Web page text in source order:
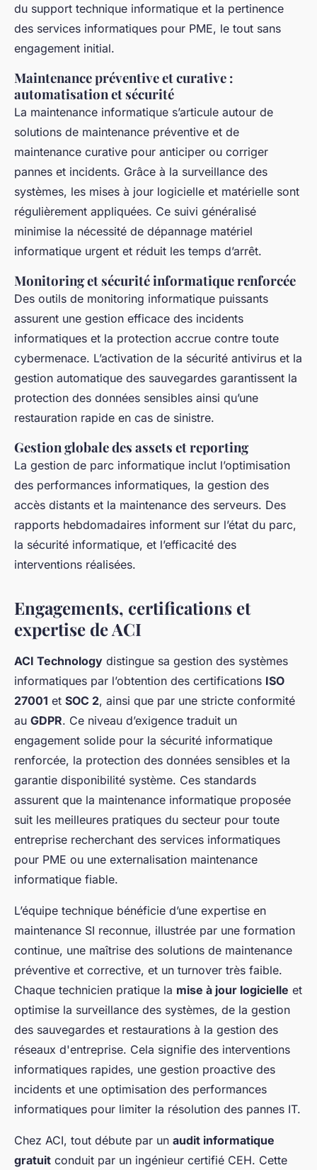
du support technique informatique et la pertinence
des services informatiques pour PME, le tout sans
engagement initial.
Maintenance préventive et curative :
automatisation et sécurité
La maintenance informatique s’articule autour de
solutions de maintenance préventive et de
maintenance curative pour anticiper ou corriger
pannes et incidents. Grâce à la surveillance des
systèmes, les mises à jour logicielle et matérielle sont
régulièrement appliquées. Ce suivi généralisé
minimise la nécessité de dépannage matériel
informatique urgent et réduit les temps d’arrêt.
Monitoring et sécurité informatique renforcée
Des outils de monitoring informatique puissants
assurent une gestion efficace des incidents
informatiques et la protection accrue contre toute
cybermenace. L’activation de la sécurité antivirus et la
gestion automatique des sauvegardes garantissent la
protection des données sensibles ainsi qu’une
restauration rapide en cas de sinistre.
Gestion globale des assets et reporting
La gestion de parc informatique inclut l’optimisation
des performances informatiques, la gestion des
accès distants et la maintenance des serveurs. Des
rapports hebdomadaires informent sur l’état du parc,
la sécurité informatique, et l’efficacité des
interventions réalisées.
Engagements, certifications et
expertise de ACI
ACI Technology distingue sa gestion des systèmes
informatiques par l’obtention des certifications ISO
27001 et SOC 2, ainsi que par une stricte conformité
au GDPR. Ce niveau d’exigence traduit un
engagement solide pour la sécurité informatique
renforcée, la protection des données sensibles et la
garantie disponibilité système. Ces standards
assurent que la maintenance informatique proposée
suit les meilleures pratiques du secteur pour toute
entreprise recherchant des services informatiques
pour PME ou une externalisation maintenance
informatique fiable.
L’équipe technique bénéficie d’une expertise en
maintenance SI reconnue, illustrée par une formation
continue, une maîtrise des solutions de maintenance
préventive et corrective, et un turnover très faible.
Chaque technicien pratique la mise à jour logicielle et
optimise la surveillance des systèmes, de la gestion
des sauvegardes et restaurations à la gestion des
réseaux d'entreprise. Cela signifie des interventions
informatiques rapides, une gestion proactive des
incidents et une optimisation des performances
informatiques pour limiter la résolution des pannes IT.
Chez ACI, tout débute par un audit informatique
gratuit conduit par un ingénieur certifié CEH. Cette